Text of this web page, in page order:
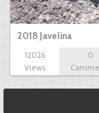
2018 Javelina
12026
Views
0